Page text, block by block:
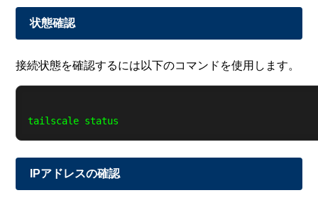
状態確認
接続状態を確認するには以下のコマンドを使用します。
IPアドレスの確認